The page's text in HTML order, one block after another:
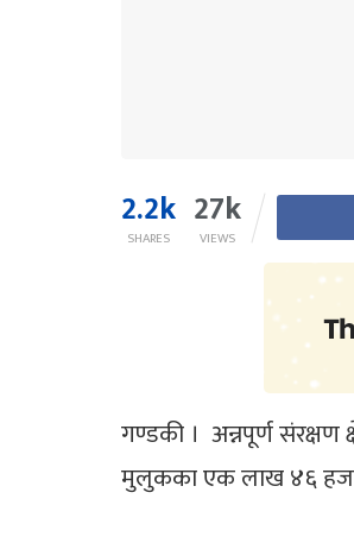
2.2k
SHARES
27k
VIEWS
गण्डकी । अन्नपूर्ण संरक्षण
मुलुकका एक लाख ४६